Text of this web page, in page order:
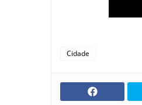
Cidade